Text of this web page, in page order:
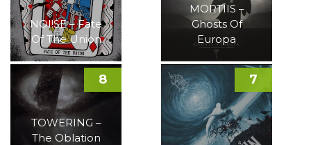
NOI!SE – Fate
Of The Union
MORTIIS –
Ghosts Of
Europa
TOWERING –
The Oblation
8 7